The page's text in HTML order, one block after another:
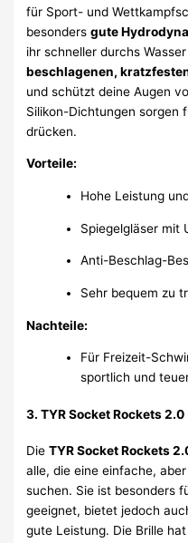
für Sport- und
besondersgute
ihr schneller durchs
beschlagenen,
und schützt deine Augen
Silikon-Dichtungen sorgen
drücken.
Vorteile:
Hohe Leistung
Spiegelgläser mit
Anti-Beschlag-
Sehr bequem zu
Nachteile:
Für Freizeit-
sportlich und
3.TYR Socket Rockets 2.0
DieTYR Socket Rockets
alle, die eine einfache,
suchen. Sie ist besonders
geeignet, bietet jedoch
gute Leistung. Die Brille